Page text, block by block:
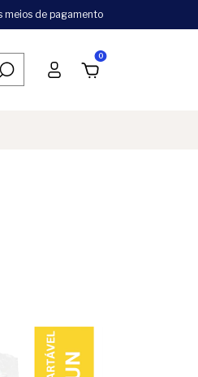
meios de pagamento
0